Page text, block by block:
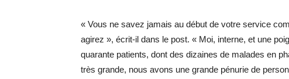
« Vous ne savez jamais au début de votre service
agirez », écrit-il dans le post. « Moi, interne, et une
quarante patients, dont des dizaines de malades en
très grande, nous avons une grande pénurie de